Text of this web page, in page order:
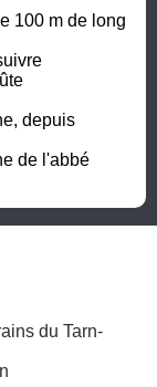
de l'abbé
du Tarn-